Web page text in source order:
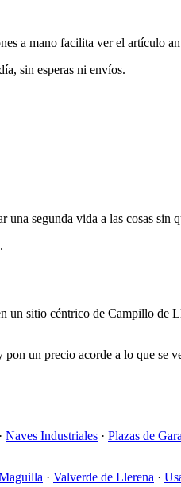
a mano facilita ver el artículo
sin esperas ni envíos.
segunda vida a las cosas sin
.
un sitio céntrico de Campillo de
un precio acorde a lo que se
· Naves Industriales · Plazas de
· Valverde de Llerena ·